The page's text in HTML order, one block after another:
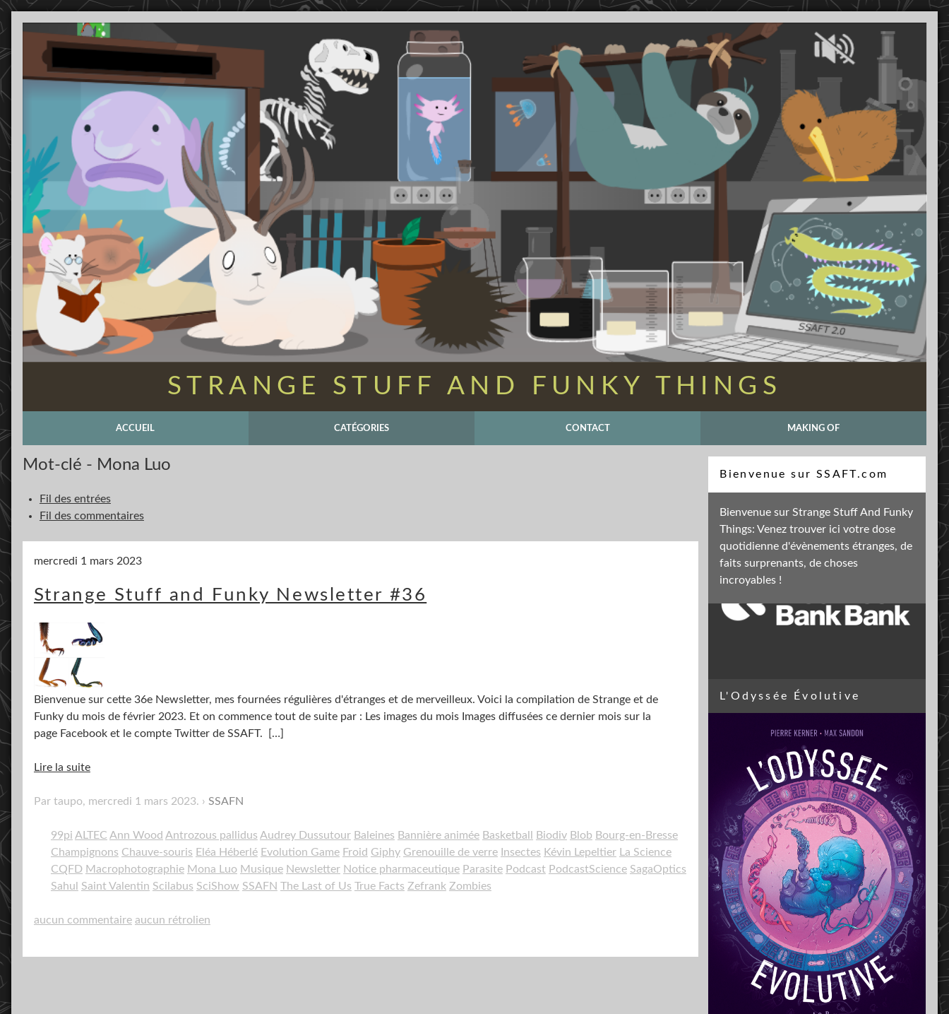
STRANGE STUFF AND FUNKY THINGS
ACCUEIL CATÉGORIES CONTACT MAKING OF
Mot-clé - Mona Luo
Fil des entrées
Fil des commentaires
mercredi 1 mars 2023
Strange Stuff and Funky Newsletter #36
Bienvenue sur cette 36e Newsletter, mes fournées régulières d'étranges et de merveilleux. Voici la compilation de Strange et de
Funky du mois de février 2023. Et on commence tout de suite par : Les images du mois Images diffusées ce dernier mois sur la
page Facebook et le compte Twitter de SSAFT.
[…]
Lire la suite
Par taupo, mercredi 1 mars 2023. SSAFN
99pi ALTEC Ann Wood Antrozous pallidus Audrey Dussutour Baleines Bannière animée Basketball Biodiv Blob Bourg-en-Bresse
Champignons Chauve-souris Eléa Héberlé Evolution Game Froid Giphy Grenouille de verre Insectes Kévin Lepeltier La Science
CQFD Macrophotographie Mona Luo Musique Newsletter Notice pharmaceutique Parasite Podcast PodcastScience SagaOptics
Sahul Saint Valentin Scilabus SciShow SSAFN The Last of Us True Facts Zefrank Zombies
aucun commentaire aucun rétrolien
Bienvenue sur SSAFT.com
Bienvenue sur Strange Stuff And Funky
Things: Venez trouver ici votre dose
quotidienne d'évènements étranges, de
faits surprenants, de choses
incroyables !
Recherche
Soutenez mon activité
L'Odyssée Évolutive